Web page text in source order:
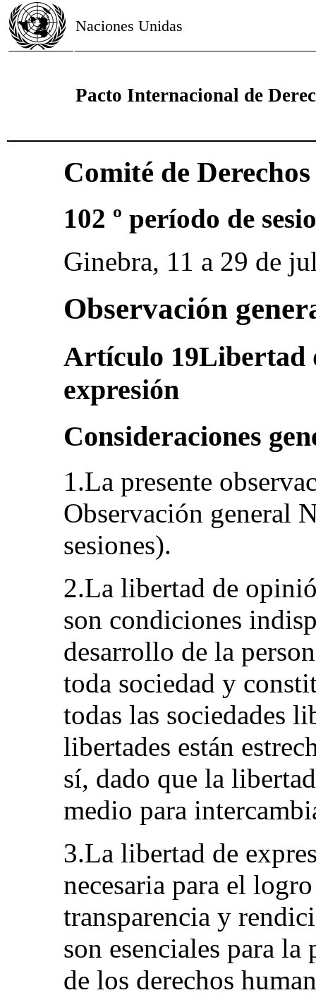
Naciones Unidas
Pacto Internacional de
Comité de
102 º período de
Ginebra, 11 a 29 de
Observación
Artículo 19Libertad
expresión
Consideraciones
1.La presente
Observación general
sesiones).
2.La libertad de
son condiciones
desarrollo de la
toda sociedad y
todas las sociedades
libertades están
sí, dado que la
medio para
3.La libertad de
necesaria para el
transparencia y
son esenciales para
de los derechos